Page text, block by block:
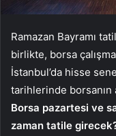
Ramazan Bayramı
birlikte, borsa
İstanbul’da hisse
tarihlerinde borsanın
Borsa pazartesi ve
zaman tatile